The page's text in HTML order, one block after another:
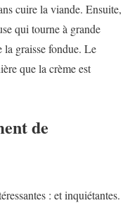
cuire la viande. Ensuite,
qui tourne à grande
la graisse fondue. Le
que la crème est
de
: et inquiétantes.